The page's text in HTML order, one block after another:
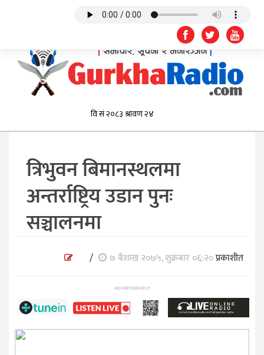
त्रिभुवन बिमानस्थलमा
अन्तर्राष्ट्रिय उडान पुनः
सञ्चालनमा
/ ७ बैशाख २०७५, शुक्रबार ०६:२०प्रकाशीत
ADVERTISEMENT